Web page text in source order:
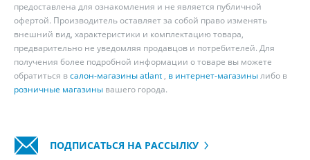
предоставлена для ознакомления и не является публичной
офертой. Производитель оставляет за собой право изменять
внешний вид, характеристики и комплектацию товара,
предварительно не уведомляя продавцов и потребителей. Для
получения более подробной информации о товаре вы можете
обратиться всалон-магазины atlant , в интернет-магазинылибо в
розничные магазины вашего города.
ПОДПИСАТЬСЯ НА РАССЫЛКУ